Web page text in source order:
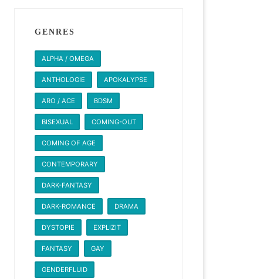
GENRES
ALPHA / OMEGA
ANTHOLOGIE APOKALYPSE
ARO / ACE BDSM
BISEXUAL COMING-OUT
COMING OF AGE
CONTEMPORARY
DARK-FANTASY
DARK-ROMANCE DRAMA
DYSTOPIE EXPLIZIT
FANTASY GAY
GENDERFLUID